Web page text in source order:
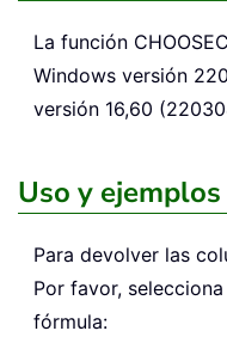
La función
Windows versión
versión 16,60
Uso y ejemplos
Para devolver las
Por favor,
fórmula: